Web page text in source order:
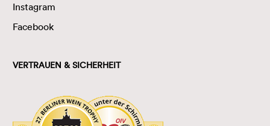
Instagram
Facebook
VERTRAUEN & SICHERHEIT